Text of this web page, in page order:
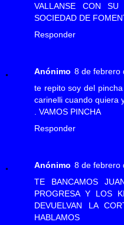
VALLANSE CON
SOCIEDAD DE
Responder
Anónimo 8 de febrero
te repito soy del
carinelli cuando quiera
. VAMOS PINCHA
Responder
Anónimo 8 de febrero
TE BANCAMOS
PROGRESA Y LOS
DEVUELVAN LA
HABLAMOS